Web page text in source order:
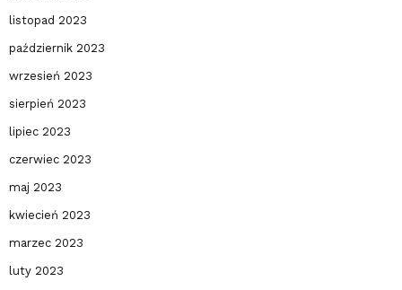
listopad 2023
październik 2023
wrzesień 2023
sierpień 2023
lipiec 2023
czerwiec 2023
maj 2023
kwiecień 2023
marzec 2023
luty 2023